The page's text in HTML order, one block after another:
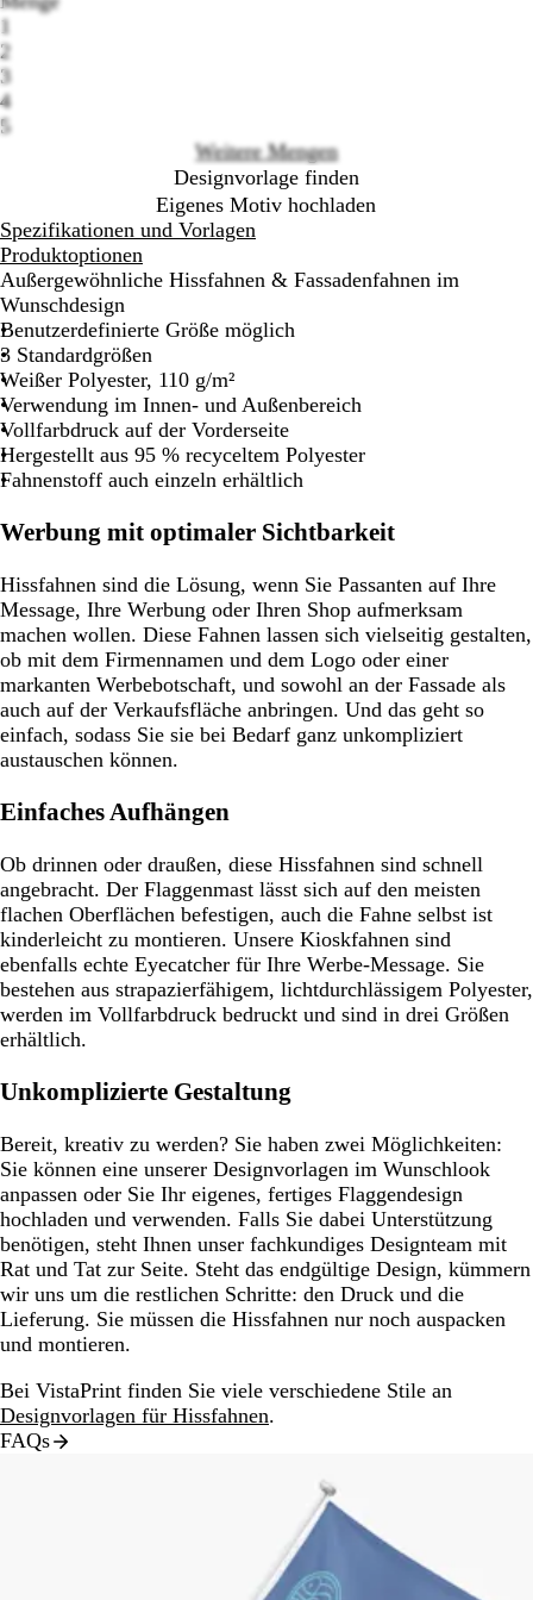
1
2
3
4
5
Weitere Mengen
Designvorlage finden
Eigenes Motiv hochladen
Spezifikationen und Vorlagen
Produktoptionen
Außergewöhnliche Hissfahnen & Fassadenfahnen im
Wunschdesign
Benutzerdefinierte Größe möglich
3 Standardgrößen
Weißer Polyester, 110 g/m²
Verwendung im Innen- und Außenbereich
Vollfarbdruck auf der Vorderseite
Hergestellt aus 95 % recyceltem Polyester
Fahnenstoff auch einzeln erhältlich
Werbung mit optimaler Sichtbarkeit
Hissfahnen sind die Lösung, wenn Sie Passanten auf Ihre
Message, Ihre Werbung oder Ihren Shop aufmerksam
machen wollen. Diese Fahnen lassen sich vielseitig gestalten,
ob mit dem Firmennamen und dem Logo oder einer
markanten Werbebotschaft, und sowohl an der Fassade als
auch auf der Verkaufsfläche anbringen. Und das geht so
einfach, sodass Sie sie bei Bedarf ganz unkompliziert
austauschen können.
Einfaches Aufhängen
Ob drinnen oder draußen, diese Hissfahnen sind schnell
angebracht. Der Flaggenmast lässt sich auf den meisten
flachen Oberflächen befestigen, auch die Fahne selbst ist
kinderleicht zu montieren. Unsere Kioskfahnen sind
ebenfalls echte Eyecatcher für Ihre Werbe-Message. Sie
bestehen aus strapazierfähigem, lichtdurchlässigem Polyester,
werden im Vollfarbdruck bedruckt und sind in drei Größen
erhältlich.
Unkomplizierte Gestaltung
Bereit, kreativ zu werden? Sie haben zwei Möglichkeiten:
Sie können eine unserer Designvorlagen im Wunschlook
anpassen oder Sie Ihr eigenes, fertiges Flaggendesign
hochladen und verwenden. Falls Sie dabei Unterstützung
benötigen, steht Ihnen unser fachkundiges Designteam mit
Rat und Tat zur Seite. Steht das endgültige Design, kümmern
wir uns um die restlichen Schritte: den Druck und die
Lieferung. Sie müssen die Hissfahnen nur noch auspacken
und montieren.
Bei VistaPrint finden Sie viele verschiedene Stile an
Designvorlagen für Hissfahnen.
FAQs